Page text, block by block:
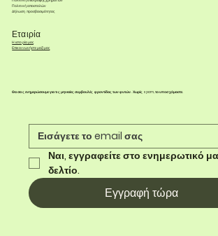
Πολιτική αποστολών
Δήλωση προσβασιμότητας
Εταιρία
Η ιστορία μας
Επικοινωνήστε μαζί μας
Θα σας ενημερώσουμε για τις μηνιαίες συμβουλές φροντίδας των φυτών. Χωρίς spam, το υποσχόμαστε.
Ναι, εγγραφείτε στο ενημερωτικό
δελτίο.
Εγγραφή τώρα